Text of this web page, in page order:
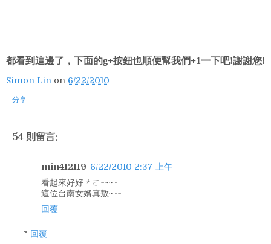
都看到這邊了，下面的g+按鈕也順便幫我們+1一下吧!謝謝您!
Simon Lin on 6/22/2010
分享
54 則留言:
min412119 6/22/2010 2:37 上午
看起來好好ㄔㄛ~~~~
這位台南女婿真敖~~~
回覆
回覆